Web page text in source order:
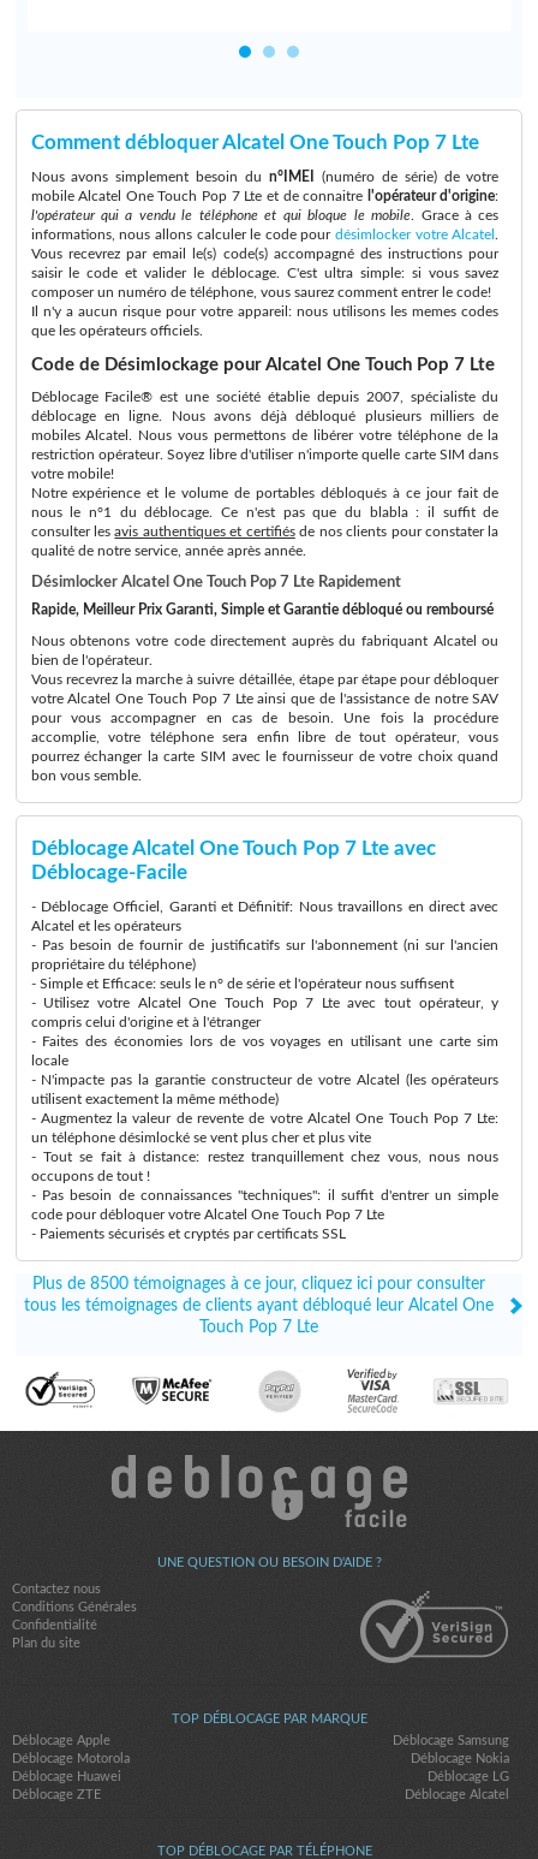
Comment débloquer Alcatel One Touch Pop 7 Lte
Nous avons simplement besoin du n°IMEI
(numéro de série) de votre
mobile Alcatel One Touch Pop 7 Lte et de connaitre l'opérateur d'origine:
l'opérateur qui a vendu le téléphone et qui bloque le mobile . Grace à ces
informations, nous allons calculer le code pourdésimlocker votre Alcatel
Vous recevrez par email le(s) code(s) accompagné des instructions pour
saisir le code et valider le déblocage. C'est ultra simple: si vous savez
composer un numéro de téléphone, vous saurez comment entrer le code!
Il n'y a aucun risque pour votre appareil: nous utilisons les memes codes
que les opérateurs officiels.
Code de Désimlockage pour Alcatel One Touch Pop 7 Lte
Déblocage Facile® est une société établie depuis 2007, spécialiste du
déblocage en ligne. Nous avons déjà débloqué plusieurs milliers de
mobiles Alcatel. Nous vous permettons de libérer votre téléphone de la
restriction opérateur. Soyez libre d'utiliser n'importe quelle carte SIM dans
votre mobile!
Notre expérience et le volume de portables débloqués à ce jour fait de
nous le n°1 du déblocage. Ce n'est pas que du blabla : il suffit de
consulter lesavis authentiques et certifiésde nos clients pour constater la
qualité de notre service, année après année.
Désimlocker Alcatel One Touch Pop 7 Lte Rapidement
Rapide, Meilleur Prix Garanti, Simple et Garantie débloqué ou remboursé
Nous obtenons votre code directement auprès du fabriquant Alcatel ou
bien de l'opérateur.
Vous recevrez la marche à suivre détaillée, étape par étape pour débloquer
votre Alcatel One Touch Pop 7 Lte ainsi que de l'assistance de notre SAV
pour vous accompagner en cas de besoin. Une fois la procédure
accomplie, votre téléphone sera enfin libre de tout opérateur, vous
pourrez échanger la carte SIM avec le fournisseur de votre choix quand
bon vous semble.
Déblocage Alcatel One Touch Pop 7 Lte avec
Déblocage-Facile
- Déblocage Officiel, Garanti et Définitif: Nous travaillons en direct avec
Alcatel et les opérateurs
- Pas besoin de fournir de justificatifs sur l'abonnement (ni sur l'ancien
propriétaire du téléphone)
- Simple et Efficace: seuls le n° de série et l'opérateur nous suffisent
- Utilisez votre Alcatel One Touch Pop 7 Lte avec tout opérateur, y
compris celui d'origine et à l'étranger
- Faites des économies lors de vos voyages en utilisant une carte sim
locale
- N'impacte pas la garantie constructeur de votre Alcatel (les opérateurs
utilisent exactement la même méthode)
- Augmentez la valeur de revente de votre Alcatel One Touch Pop 7 Lte:
un téléphone désimlocké se vent plus cher et plus vite
- Tout se fait à distance: restez tranquillement chez vous, nous nous
occupons de tout !
- Pas besoin de connaissances "techniques": il suffit d'entrer un simple
code pour débloquer votre Alcatel One Touch Pop 7 Lte
- Paiements sécurisés et cryptés par certificats SSL
Plus de 8500 témoignages à ce jour, cliquez ici pour consulter
tous les témoignages de clients ayant débloqué leur Alcatel One
Touch Pop 7 Lte
UNE QUESTION OU BESOIN D'AIDE ?
Contactez nous
Conditions Générales
Confidentialité
Plan du site
TOP DÉBLOCAGE PAR MARQUE
Déblocage Apple
Déblocage Samsung
Déblocage Motorola
Déblocage Nokia
Déblocage Huawei
Déblocage LG
Déblocage ZTE
Déblocage Alcatel
TOP DÉBLOCAGE PAR TÉLÉPHONE